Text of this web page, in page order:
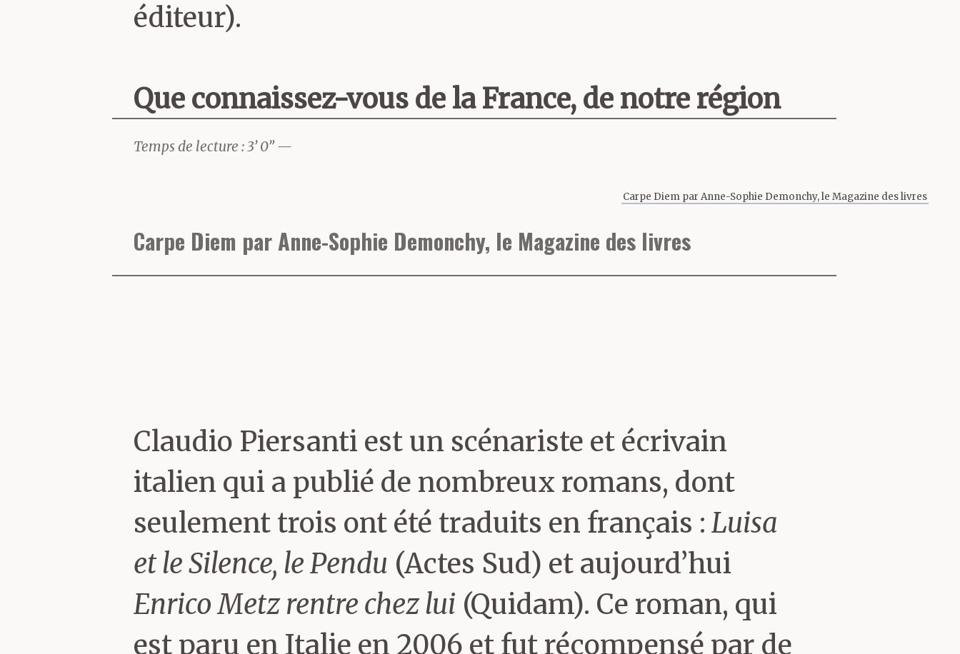
éditeur).
Que connaissez-vous de la France, de notre région
et de Palavas ?
bien la France. Je relis Montaigne chaque année. A
suis, aujourd’hui, libertaire.
Retracez-nous un peu de votre parcours.
Je suis diplômé en philosophie, puis j’ai été
longtemps journaliste scientifique, spécialisé en
Temps de lecture : 3’ 0” —
Carpe Diem par Anne-Sophie Demonchy, le Magazine des livres
Carpe Diem par Anne-Sophie Demonchy, le Magazine des livres
Claudio Piersanti est un scénariste et écrivain
italien qui a publié de nombreux romans, dont
seulement trois ont été traduits en français : Luisa
et le Silence, le Pendu (Actes Sud) et aujourd’hui
Enrico Metz rentre chez lui (Quidam). Ce roman, qui
est paru en Italie en 2006 et fut récompensé par de